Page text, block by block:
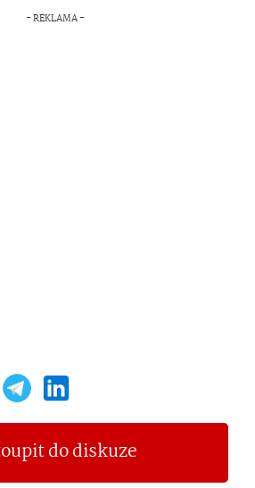
do diskuze